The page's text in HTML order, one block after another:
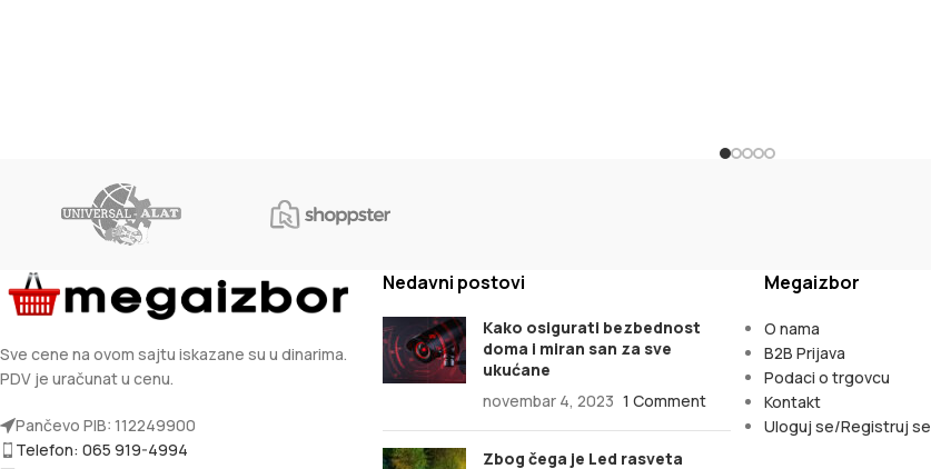
Sve cene na ovom sajtu iskazane su u dinarima.
PDV je uračunat u cenu.
Pančevo PIB: 112249900
Telefon: 065 919-4994
Nedavni postovi
Kako osigurati bezbednost
doma i miran san za sve
ukućane
novembar 4, 2023 1 Comment
Zbog čega je Led rasveta
Megaizbor
O nama
B2B Prijava
Podaci o trgovcu
Kontakt
Uloguj se/Registruj se